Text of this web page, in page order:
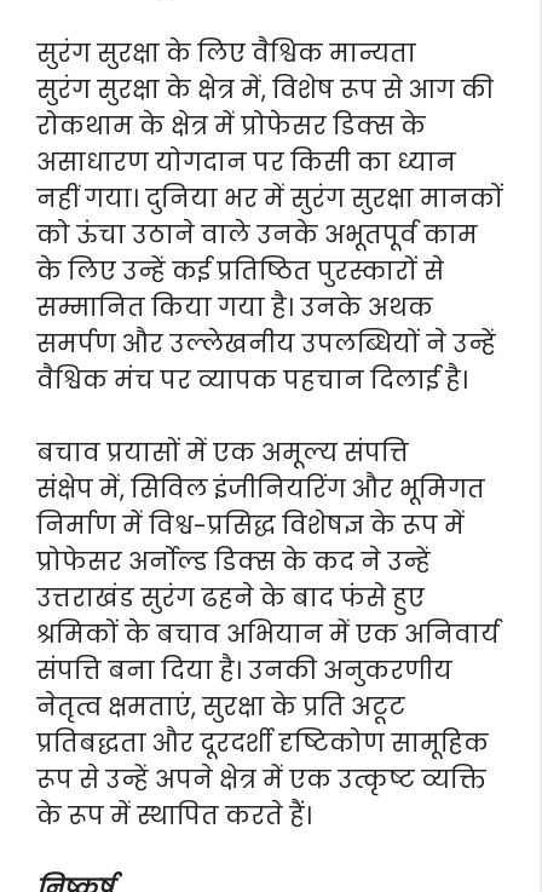
सुरंग सुरक्षा के लिए वैश्विक मान्यता
सुरंग सुरक्षा के क्षेत्र में, विशेष रूप से आग की
रोकथाम के क्षेत्र में प्रोफेसर डिक्स के
असाधारण योगदान पर किसी का ध्यान
नहीं गया। दुनिया भर में सुरंग सुरक्षा मानकों
को ऊंचा उठाने वाले उनके अभूतपूर्व काम
के लिए उन्हें कई प्रतिष्ठित पुरस्कारों से
सम्मानित किया गया है। उनके अथक
समर्पण और उल्लेखनीय उपलब्धियों ने उन्हें
वैश्विक मंच पर व्यापक पहचान दिलाई है।
बचाव प्रयासों में एक अमूल्य संपत्ति
संक्षेप में, सिविल इंजीनियरिंग और भूमिगत
निर्माण में विश्व-प्रसिद्ध विशेषज्ञ के रूप में
प्रोफेसर अर्नोल्ड डिक्स के कद ने उन्हें
उत्तराखंड सुरंग ढहने के बाद फंसे हुए
श्रमिकों के बचाव अभियान में एक अनिवार्य
संपत्ति बना दिया है। उनकी अनुकरणीय
नेतृत्व क्षमताएं, सुरक्षा के प्रति अटूट
प्रतिबद्धता और दूरदर्शी दृष्टिकोण सामूहिक
रूप से उन्हें अपने क्षेत्र में एक उत्कृष्ट व्यक्ति
के रूप में स्थापित करते हैं।